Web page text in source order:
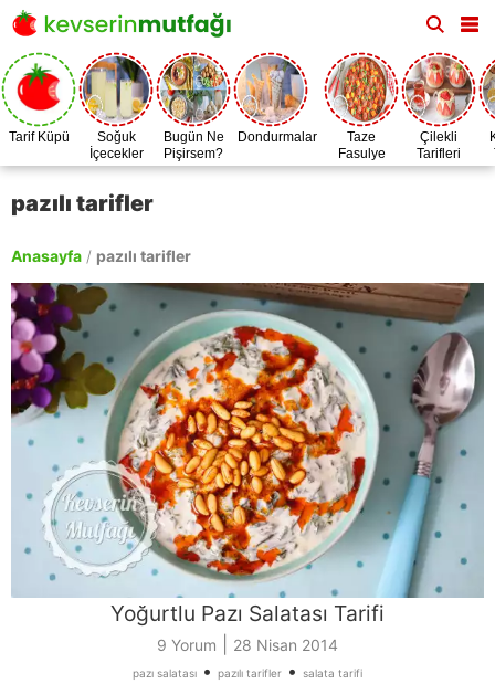
Tarif Küpü
Soğuk
İçecekler
Bugün Ne
Pişirsem?
Dondurmalar
Taze
Fasulye
Zamanı
Çilekli
Tarifleri
pazılı tarifler
Anasayfa / pazılı tarifler
Yoğurtlu Pazı Salatası Tarifi
9 Yorum 28 Nisan 2014
pazı salatası • pazılı tarifler • salata tarifi